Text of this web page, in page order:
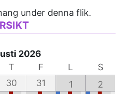
under denna flik.
2026
T F L
S
30 31 1 2